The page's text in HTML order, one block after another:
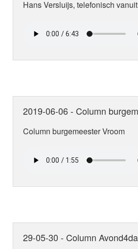
Hans Versluijs, telefonisch
2019-06-06 - Column
Column burgemeester Vroom
29-05-30 - Column